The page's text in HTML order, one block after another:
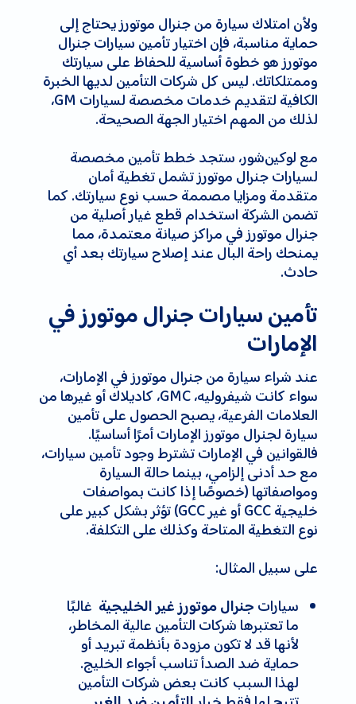
ولأن امتلاك سيارة من جنرال موتورز يحتاج إلى
حماية مناسبة، فإن اختيار تأمين سيارات جنرال
موتورز هو خطوة أساسية للحفاظ على سيارتك
وممتلكاتك. ليس كل شركات التأمين لديها الخبرة
الكافية لتقديم خدمات مخصصة لسيارات GM،
لذلك من المهم اختيار الجهة الصحيحة.
مع لوکین‌شور، ستجد خطط تأمين مخصصة
لسيارات جنرال موتورز تشمل تغطية أمان
متقدمة ومزايا مصممة حسب نوع سيارتك. كما
تضمن الشركة استخدام قطع غيار أصلية من
جنرال موتورز في مراكز صيانة معتمدة، مما
يمنحك راحة البال عند إصلاح سيارتك بعد أي
حادث.
تأمين سيارات جنرال موتورز في
الإمارات
عند شراء سيارة من جنرال موتورز في الإمارات،
سواء كانت شيفروليه، GMC، كاديلاك أو غيرها من
العلامات الفرعية، يصبح الحصول على تأمين
سيارة لجنرال موتورز الإمارات أمرًا أساسيًا.
فالقوانين في الإمارات تشترط وجود تأمين سيارات،
مع حد أدنى إلزامي، بينما حالة السيارة
ومواصفاتها (خصوصًا إذا كانت بمواصفات
خليجية GCC أو غير GCC) تؤثر بشكل كبير على
نوع التغطية المتاحة وكذلك على التكلفة.
على سبيل المثال:
سياراتجنرال موتورز غير الخليجية غالبًا
ما تعتبرها شركات التأمين عالية المخاطر،
لأنها قد لا تكون مزودة بأنظمة تبريد أو
حماية ضد الصدأ تناسب أجواء الخليج.
لهذا السبب كانت بعض شركات التأمين